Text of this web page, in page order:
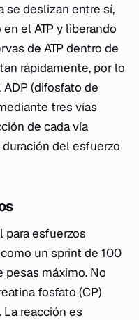
se deslizan entre sí,
el ATP y liberando
de ATP dentro de
rápidamente, por lo
(difosfato de
tres vías
de cada vía
del esfuerzo
para esfuerzos
un sprint de 100
máximo. No
fosfato (CP)
reacción es